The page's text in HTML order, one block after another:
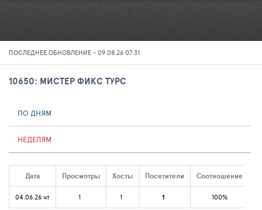
ПОСЛЕДНЕЕ ОБНОВЛЕНИЕ - 09.08.26 07:31
10650: МИСТЕР ФИКС ТУРС
ПО ДНЯМ
НЕДЕЛЯМ
Дата Просмотры Хосты Посетители Соотношение
04.06.26 чт 1 1 1 100%